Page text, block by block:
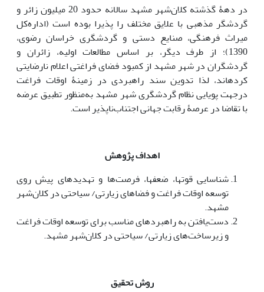
در دهۀ گذشته کلان‌شهر مشهد سالانه حدود 20 میلیون زائر و
گردشگر مذهبی با علایق مختلف را پذیرا بوده است (اداره‌کل
میراث فرهنگی، صنایع دستی و گردشگری خراسان رضوی،
1390)؛ از طرف دیگر، بر اساس مطالعات اولیه، زائران و
گردشگران در شهر مشهد از کمبود فضای فراغتی اعلام نارضایتی
کرده­اند، لذا تدوین سند راهبردی در زمینۀ اوقات فراغت
درجهت پویایی نظام گردشگری شهر مشهد به‌منظور تطبیق عرضه
با تقاضا در عرصۀ رقابت جهانی اجتناب‌ناپذیر است.
اهداف پژوهش
شناسایی قوت­ها، ضعف­ها، فرصت‌ها و تهدیدهای پیش روی
توسعه اوقات فراغت و فضاهای زیارتی/ سیاحتی در کلان‌شهر
مشهد.
دست‌یافتن به راهبردهای مناسب برای توسعه اوقات فراغت
و زیرساخت‌های زیارتی/ سیاحتی در کلان‌شهر مشهد.
روش تحقیق